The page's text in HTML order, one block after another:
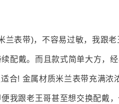
兰表带)，不容易过敏，我跟
配戴。而且款式简单大方，
合! 金属材质米兰表带充满浓
我跟老王哥甚至想交换配戴